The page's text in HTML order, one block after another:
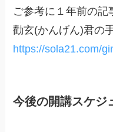
ご参考に１年前の記
勸玄(かんげん)君の
https://sola21.com/
今後の開講スケジ